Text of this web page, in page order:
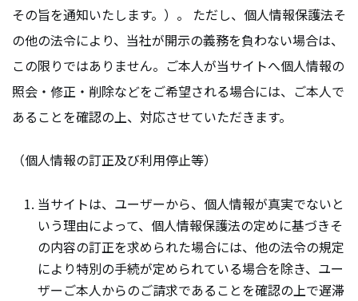
その旨を通知いたします。）。 ただし、個人情報保護法そ
の他の法令により、当社が開示の義務を負わない場合は、
この限りではありません。ご本人が当サイトへ個人情報の
照会・修正・削除などをご希望される場合には、ご本人で
あることを確認の上、対応させていただきます。
（個人情報の訂正及び利用停止等）
当サイトは、ユーザーから、個人情報が真実でないと
いう理由によって、個人情報保護法の定めに基づきそ
の内容の訂正を求められた場合には、他の法令の規定
により特別の手続が定められている場合を除き、ユー
ザーご本人からのご請求であることを確認の上で遅滞